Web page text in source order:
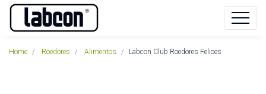
Home Roedores Alimentos Labcon Club Roedores Felices